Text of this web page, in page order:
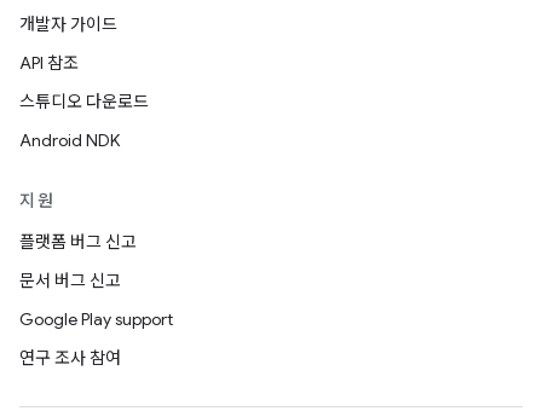
개발자 가이드
API 참조
스튜디오 다운로드
Android NDK
지원
플랫폼 버그 신고
문서 버그 신고
Google Play support
연구 조사 참여